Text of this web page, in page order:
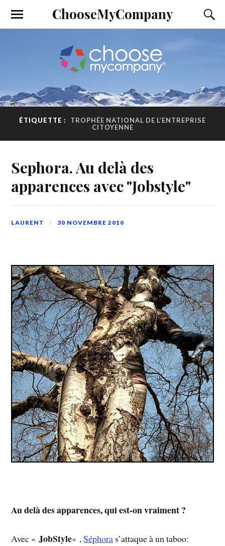
ChooseMyCompany
ÉTIQUETTE :
TROPHÉE NATIONAL DE L’ENTREPRISE
CITOYENNE
Sephora. Au delà des
apparences avec "Jobstyle"
LAURENT 30 NOVEMBRE 2010
Au delà des apparences, qui est-on vraiment ?
Avec «JobStyle« ,Séphora s’attaque à un taboo: